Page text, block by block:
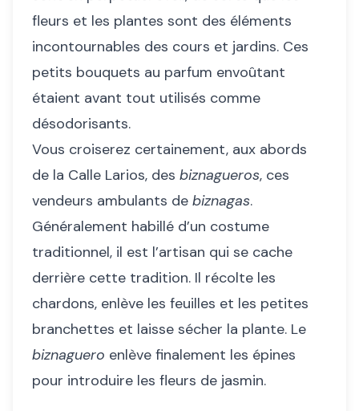
fleurs et les plantes sont des éléments
incontournables des cours et jardins. Ces
petits bouquets au parfum envoûtant
étaient avant tout utilisés comme
désodorisants.
Vous croiserez certainement, aux abords
de la Calle Larios, des biznagueros, ces
vendeurs ambulants de biznagas.
Généralement habillé d’un costume
traditionnel, il est l’artisan qui se cache
derrière cette tradition. Il récolte les
chardons, enlève les feuilles et les petites
branchettes et laisse sécher la plante. Le
biznaguero enlève finalement les épines
pour introduire les fleurs de jasmin.